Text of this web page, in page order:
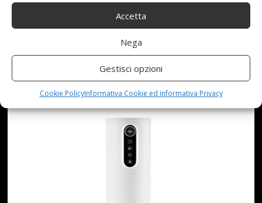
Accetta
Nega
Gestisci opzioni
Cookie PolicyInformativa Cookie ed informativa Privacy
HUMIDITY MONITOR AUTO
SLEEP MODE 1-12H TIMER
AUTO SHUT-OFF